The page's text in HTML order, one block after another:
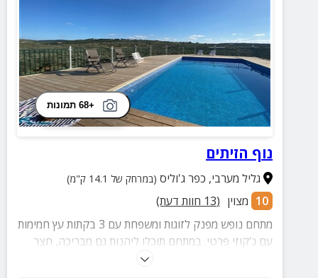
+68 תמונות
נוף הזיתים
גליל מערבי, כפר ג'וליס (במרחק של 14.1 ק"מ)
10 מצוין (
13 חוות דעת)
מתחם נופש מפנק לזוגות ומשפחת עם 3 בקתות עץ חמימות
עם ג'קוזי פרטי. במתחם תוכלו ליהנות גם מבריכה, חצר
מטופחת, מרפסת פרטית, ארוחות בוקר ועוד.